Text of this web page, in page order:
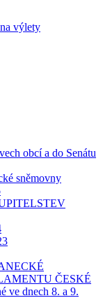
výlety
obcí a do Senátu
sněmovny
ČESKÉ
ve dnech 8. a 9.